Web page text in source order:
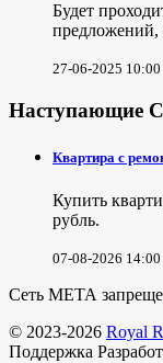
Будет
предложений,
27-06-2025 10:00
Наступающие
Квартира с
Купить
рубль.
07-08-2026 14:00
Сеть МЕТА
© 2023-2026 Royal
Поддержка